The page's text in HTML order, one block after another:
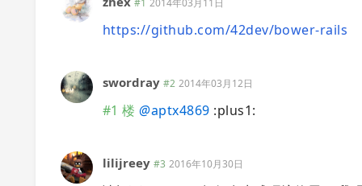
https://github.com/42dev/bower-rails
swordray #2 2014年03月12日
#1 楼 @aptx4869 :plus1:
lilijreey #3 2016年10月30日